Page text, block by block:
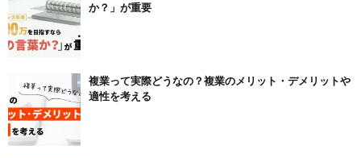
か？」が重要
複業って実際どうなの？複業のメリット・デメリットや
適性を考える